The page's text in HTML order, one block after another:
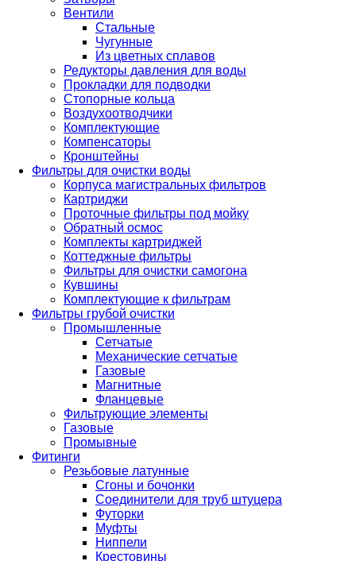
Вентили
Стальные
Чугунные
Из цветных сплавов
Редукторы давления для воды
Прокладки для подводки
Стопорные кольца
Воздухоотводчики
Комплектующие
Компенсаторы
Кронштейны
Фильтры для очистки воды
Корпуса магистральных фильтров
Картриджи
Проточные фильтры под мойку
Обратный осмос
Комплекты картриджей
Коттеджные фильтры
Фильтры для очистки самогона
Кувшины
Комплектующие к фильтрам
Фильтры грубой очистки
Промышленные
Сетчатые
Механические сетчатые
Газовые
Магнитные
Фланцевые
Фильтрующие элементы
Газовые
Промывные
Фитинги
Резьбовые латунные
Сгоны и бочонки
Соединители для труб штуцера
Футорки
Муфты
Ниппели
Крестовины